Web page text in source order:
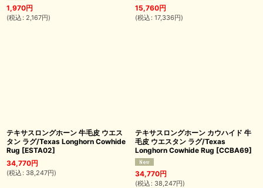
1,970円
(税込 : 2,167円)
15,760円
(税込 : 17,336円)
テキサスロングホーン 牛毛皮 ウエス
タン ラグ/Texas Longhorn Cowhide
Rug [ESTA02]
34,770円
(税込 : 38,247円)
テキサスロングホーン カウハイド 牛
毛皮 ウエスタン ラグ/Texas
Longhorn Cowhide Rug [CCBA69]
34,770円
(税込 : 38,247円)